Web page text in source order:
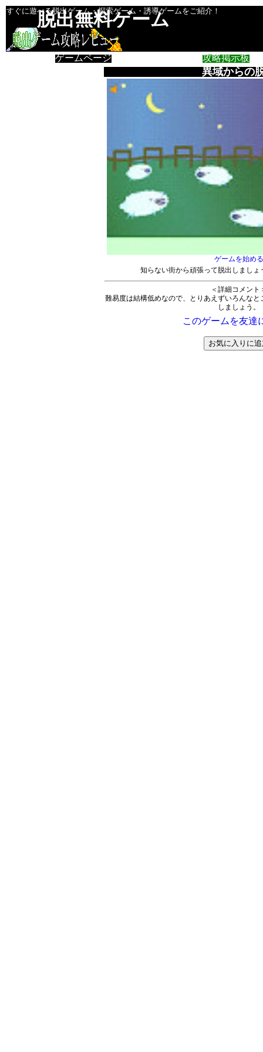
すぐに遊べる脱出ゲーム・探索ゲーム・誘導ゲームをご紹介！
脱出無料ゲーム
ゲームページ 攻略掲示板
異域からの
ゲームを始める
知らない街から頑張って脱出しまし
＜詳細コメント
難易度は結構低めなので、とりあえずいろんな
しましょう。
このゲームを友達